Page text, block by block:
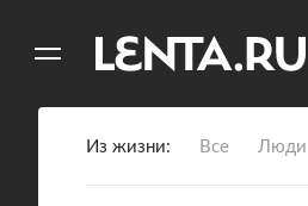
Из жизни Все Люди